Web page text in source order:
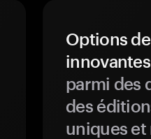
Options
parmi des
des
uniques